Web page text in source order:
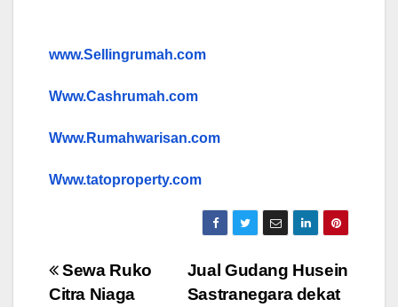
www.Sellingrumah.com
Www.Cashrumah.com
Www.Rumahwarisan.com
Www.tatoproperty.com
Post
Jual Gudang Husein
Sastranegara dekat
Sewa Ruko
Citra Niaga